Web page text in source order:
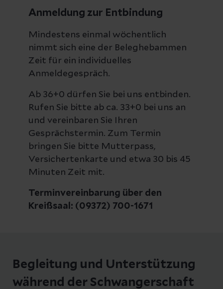
Anmeldung zur Entbindung
Mindestens einmal wöchentlich
nimmt sich eine der Beleghebammen
Zeit für ein individuelles
Anmeldegespräch.
Ab 36+0 dürfen Sie bei uns entbinden.
Rufen Sie bitte ab ca. 33+0 bei uns an
und vereinbaren Sie Ihren
Gesprächstermin. Zum Termin
bringen Sie bitte Mutterpass,
Versichertenkarte und etwa 30 bis 45
Minuten Zeit mit.
Terminvereinbarung über den
Kreißsaal: (09372) 700-1671
Begleitung und Unterstützung
während der Schwangerschaft